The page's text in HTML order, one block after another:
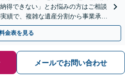
得できない」とお悩みの方はご相談
績で、複雑な遺産分割から事業承継
可｜駐車場あり】
金表を見る
メールでお問い合わせ